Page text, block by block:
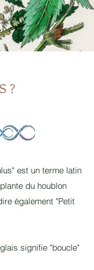
?
est un terme latin
du houblon
également "Petit
signifie "boucle"